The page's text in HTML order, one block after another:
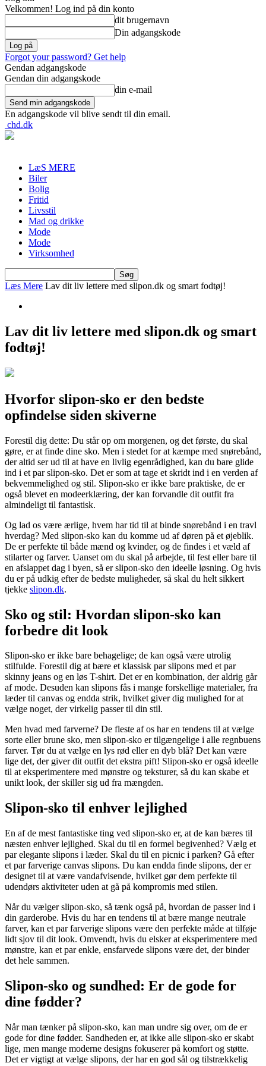
Velkommen! Log ind på din konto
dit brugernavn
Din adgangskode
Forgot your password? Get help
Gendan adgangskode
Gendan din adgangskode
din e-mail
En adgangskode vil blive sendt til din email.
chd.dk
LæS MERE
Biler
Bolig
Fritid
Livsstil
Mad og drikke
Mode
Mode
Virksomhed
Læs Mere Lav dit liv lettere med slipon.dk og smart fodtøj!
Lav dit liv lettere med slipon.dk og smart
fodtøj!
Hvorfor slipon-sko er den bedste
opfindelse siden skiverne
Forestil dig dette: Du står op om morgenen, og det første, du skal
gøre, er at finde dine sko. Men i stedet for at kæmpe med snørebånd,
der altid ser ud til at have en livlig egenrådighed, kan du bare glide
ind i et par slipon-sko. Det er som at tage et skridt ind i en verden af
bekvemmelighed og stil. Slipon-sko er ikke bare praktiske, de er
også blevet en modeerklæring, der kan forvandle dit outfit fra
almindeligt til fantastisk.
Og lad os være ærlige, hvem har tid til at binde snørebånd i en travl
hverdag? Med slipon-sko kan du komme ud af døren på et øjeblik.
De er perfekte til både mænd og kvinder, og de findes i et væld af
stilarter og farver. Uanset om du skal på arbejde, til fest eller bare til
en afslappet dag i byen, så er slipon-sko den ideelle løsning. Og hvis
du er på udkig efter de bedste muligheder, så skal du helt sikkert
tjekke slipon.dk.
Sko og stil: Hvordan slipon-sko kan
forbedre dit look
Slipon-sko er ikke bare behagelige; de kan også være utrolig
stilfulde. Forestil dig at bære et klassisk par slipons med et par
skinny jeans og en løs T-shirt. Det er en kombination, der aldrig går
af mode. Desuden kan slipons fås i mange forskellige materialer, fra
læder til canvas og endda strik, hvilket giver dig mulighed for at
vælge noget, der virkelig passer til din stil.
Men hvad med farverne? De fleste af os har en tendens til at vælge
sorte eller brune sko, men slipon-sko er tilgængelige i alle regnbuens
farver. Tør du at vælge en lys rød eller en dyb blå? Det kan være
lige det, der giver dit outfit det ekstra pift! Slipon-sko er også ideelle
til at eksperimentere med mønstre og teksturer, så du kan skabe et
unikt look, der skiller sig ud fra mængden.
Slipon-sko til enhver lejlighed
En af de mest fantastiske ting ved slipon-sko er, at de kan bæres til
næsten enhver lejlighed. Skal du til en formel begivenhed? Vælg et
par elegante slipons i læder. Skal du til en picnic i parken? Gå efter
et par farverige canvas slipons. Du kan endda finde slipons, der er
designet til at være vandafvisende, hvilket gør dem perfekte til
udendørs aktiviteter uden at gå på kompromis med stilen.
Når du vælger slipon-sko, så tænk også på, hvordan de passer ind i
din garderobe. Hvis du har en tendens til at bære mange neutrale
farver, kan et par farverige slipons være den perfekte måde at tilføje
lidt sjov til dit look. Omvendt, hvis du elsker at eksperimentere med
mønstre, kan et par enkle, ensfarvede slipons være det, der binder
det hele sammen.
Slipon-sko og sundhed: Er de gode for
dine fødder?
Når man tænker på slipon-sko, kan man undre sig over, om de er
gode for dine fødder. Sandheden er, at ikke alle slipon-sko er skabt
lige, men mange moderne designs fokuserer på komfort og støtte.
Det er vigtigt at vælge slipons, der har en god sål og tilstrækkelig